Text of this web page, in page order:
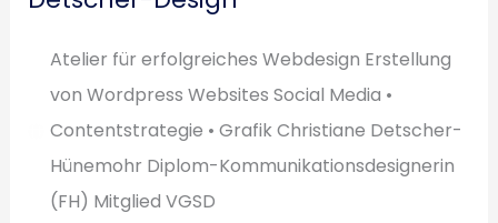
Atelier für erfolgreiches Webdesign Erstellung
von Wordpress Websites Social Media •
Contentstrategie • Grafik Christiane Detscher-
Hünemohr Diplom-Kommunikationsdesignerin
(FH) Mitglied VGSD